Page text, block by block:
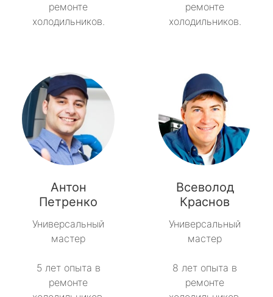
ремонте
холодильников.
ремонте
холодильников.
Антон
Петренко
Универсальный
мастер
5 лет опыта в
ремонте
Всеволод
Краснов
Универсальный
мастер
8 лет опыта в
ремонте